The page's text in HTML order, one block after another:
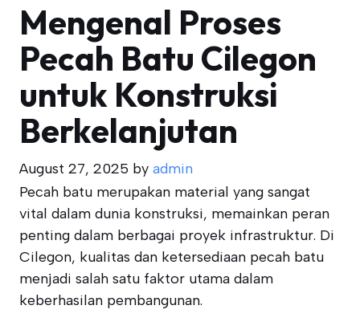
Mengenal Proses
Pecah Batu Cilegon
untuk Konstruksi
Berkelanjutan
August 27, 2025 by admin
Pecah batu merupakan material yang sangat
vital dalam dunia konstruksi, memainkan peran
penting dalam berbagai proyek infrastruktur. Di
Cilegon, kualitas dan ketersediaan pecah batu
menjadi salah satu faktor utama dalam
keberhasilan pembangunan.